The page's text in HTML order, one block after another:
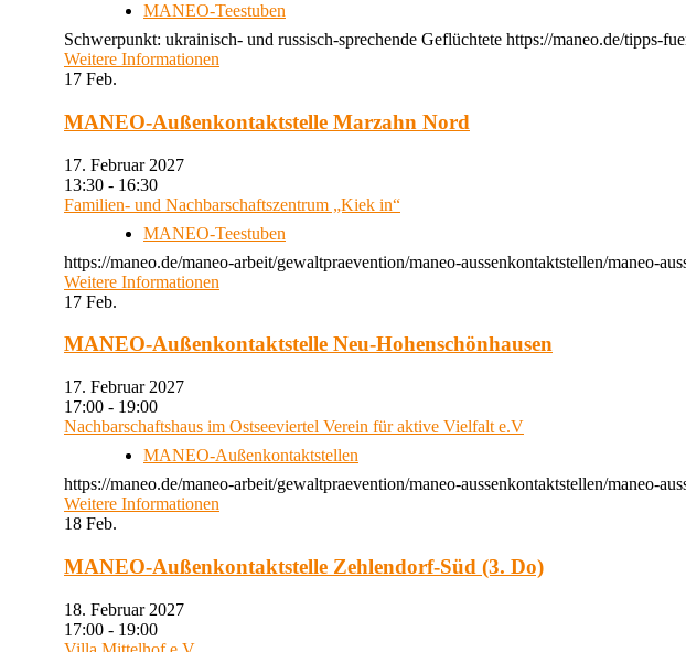
MANEO-Teestuben
Schwerpunkt: ukrainisch- und russisch-sprechende Geflüchtete https://maneo.de/tipps-
Weitere Informationen
17 Feb.
MANEO-Außenkontaktstelle Marzahn Nord
17. Februar 2027
13:30 - 16:30
Familien- und Nachbarschaftszentrum „Kiek in“
MANEO-Teestuben
https://maneo.de/maneo-arbeit/gewaltpraevention/maneo-aussenkontaktstellen/maneo-
Weitere Informationen
17 Feb.
MANEO-Außenkontaktstelle Neu-Hohenschönhausen
17. Februar 2027
17:00 - 19:00
Nachbarschaftshaus im Ostseeviertel Verein für aktive Vielfalt e.V
MANEO-Außenkontaktstellen
https://maneo.de/maneo-arbeit/gewaltpraevention/maneo-aussenkontaktstellen/maneo-
Weitere Informationen
18 Feb.
MANEO-Außenkontaktstelle Zehlendorf-Süd (3. Do)
18. Februar 2027
17:00 - 19:00